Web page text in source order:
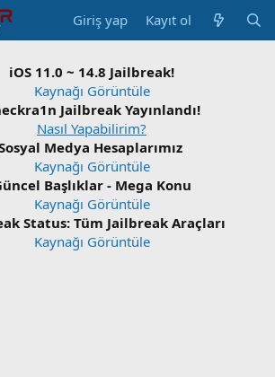
Giriş yap Kayıt ol
iOS 11.0 ~ 14.8 Jailbreak!
Kaynağı Görüntüle
Jailbreak Yayınlandı!
Nasıl Yapabilirim?
Medya Hesaplarımız
Kaynağı Görüntüle
Başlıklar - Mega Konu
Kaynağı Görüntüle
Status: Tüm Jailbreak Araçları
Kaynağı Görüntüle